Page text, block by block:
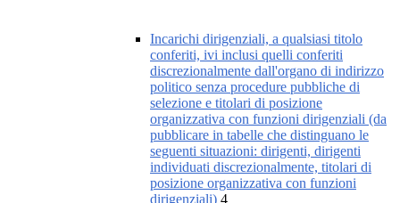
Incarichi dirigenziali, a qualsiasi titolo
conferiti, ivi inclusi quelli conferiti
discrezionalmente dall'organo di indirizzo
politico senza procedure pubbliche di
selezione e titolari di posizione
organizzativa con funzioni dirigenziali (da
pubblicare in tabelle che distinguano le
seguenti situazioni: dirigenti, dirigenti
individuati discrezionalmente, titolari di
posizione organizzativa con funzioni
dirigenziali) 4